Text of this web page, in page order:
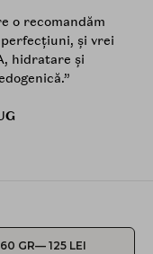
o recomandăm
și vrei
hidratare și
60 GR— 125 LEI